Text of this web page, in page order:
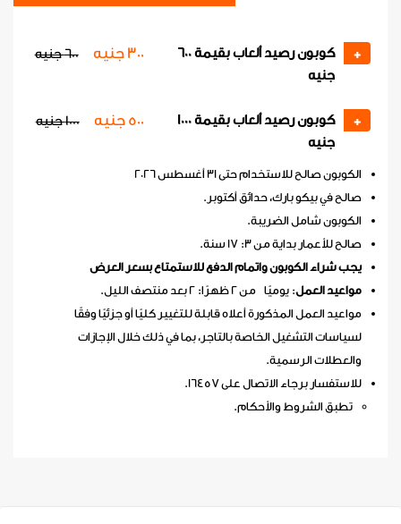
+
كوبون رصيد ألعاب بقيمة 600
جنيه
300 جنيه 600 جنيه
+
كوبون رصيد ألعاب بقيمة 1000
جنيه
500 جنيه 1000 جنيه
الكوبون صالح للاستخدام حتى 31 أغسطس 2026
صالح في بيكو بارك، حدائق أكتوبر.
الكوبون شامل الضريبة.
صالح للأعمار بداية من 3: 17 سنة.
يجب شراء الكوبون واتمام الدفع للاستمتاع بسعر العرض
مواعيد العمل: يوميًا من 2 ظهرًا: 2 بعد منتصف الليل.
مواعيد العمل المذكورة أعلاه قابلة للتغيير كليًا أو جزئيًا وفقًا
لسياسات التشغيل الخاصة بالتاجر، بما في ذلك خلال الإجازات
والعطلات الرسمية.
للاستفسار برجاء الاتصال على 16457.
تطبق الشروط والأحكام.